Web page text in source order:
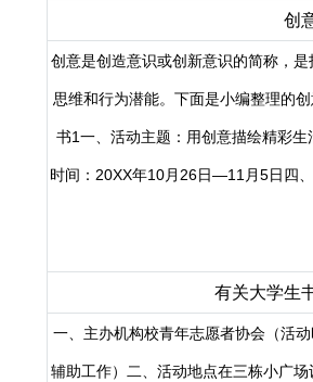
创
创意是创造意识或创新意识的简称，
思维和行为潜能。下面是小编整理的
书1一、活动主题：用创意描绘精彩
时间：20XX年10月26日—11月5日四
有关大学生
一、主办机构校青年志愿者协会（活
辅助工作）二、活动地点在三栋小广